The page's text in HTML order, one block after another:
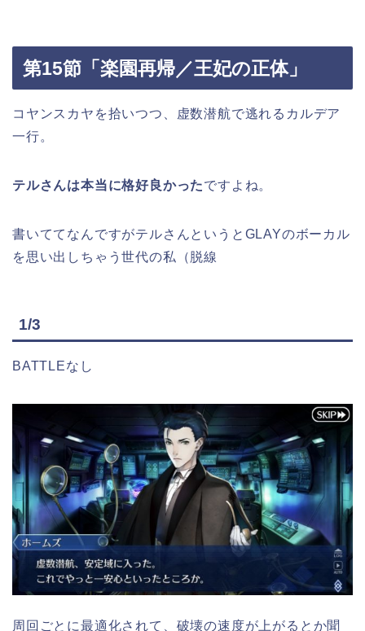
第15節「楽園再帰／王妃の正体」
コヤンスカヤを拾いつつ、虚数潜航で逃れるカルデア
一行。
テルさんは本当に格好良かったですよね。
書いててなんですがテルさんというとGLAYのボーカル
を思い出しちゃう世代の私（脱線
1/3
BATTLEなし
周回ごとに最適化されて、破壊の速度が上がるとか聞